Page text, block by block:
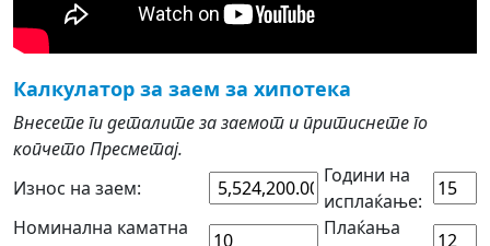
Калкулатор за заем за хипотека
Внесете ги деталите за заемот и притиснете го
копчето Пресметај.
Износ на заем:
Години на
исплаќање:
Номинална каматна
Плаќања